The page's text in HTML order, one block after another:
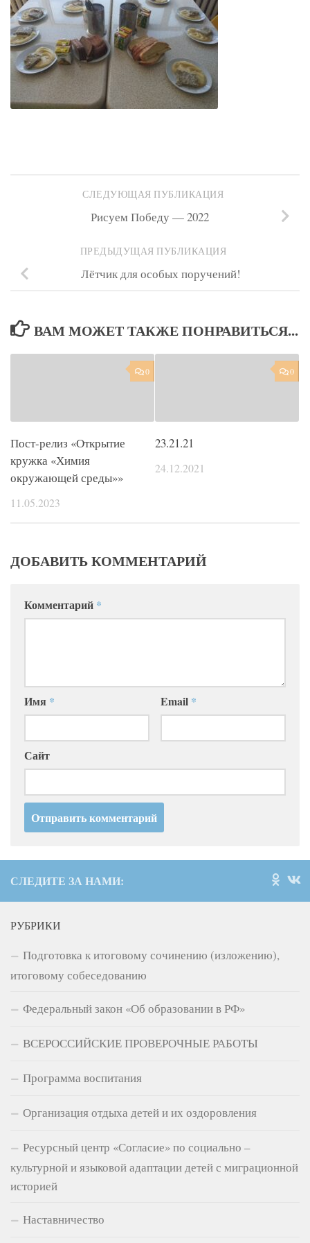
СЛЕДУЮЩАЯ ПУБЛИКАЦИЯ
Рисуем Победу — 2022
ПРЕДЫДУЩАЯ ПУБЛИКАЦИЯ
Лётчик для особых поручений!
ВАМ МОЖЕТ ТАКЖЕ ПОНРАВИТЬСЯ...
0
Пост-релиз «Открытие
кружка «Химия
окружающей среды»»
11.05.2023
0
23.21.21
24.12.2021
ДОБАВИТЬ КОММЕНТАРИЙ
Комментарий *
Имя * Email *
Сайт
СЛЕДИТЕ ЗА НАМИ:
РУБРИКИ
Подготовка к итоговому сочинению (изложению),
итоговому собеседованию
Федеральный закон «Об образовании в РФ»
ВСЕРОССИЙСКИЕ ПРОВЕРОЧНЫЕ РАБОТЫ
Программа воспитания
Организация отдыха детей и их оздоровления
Ресурсный центр «Согласие» по социально –
культурной и языковой адаптации детей с миграционной
историей
Наставничество